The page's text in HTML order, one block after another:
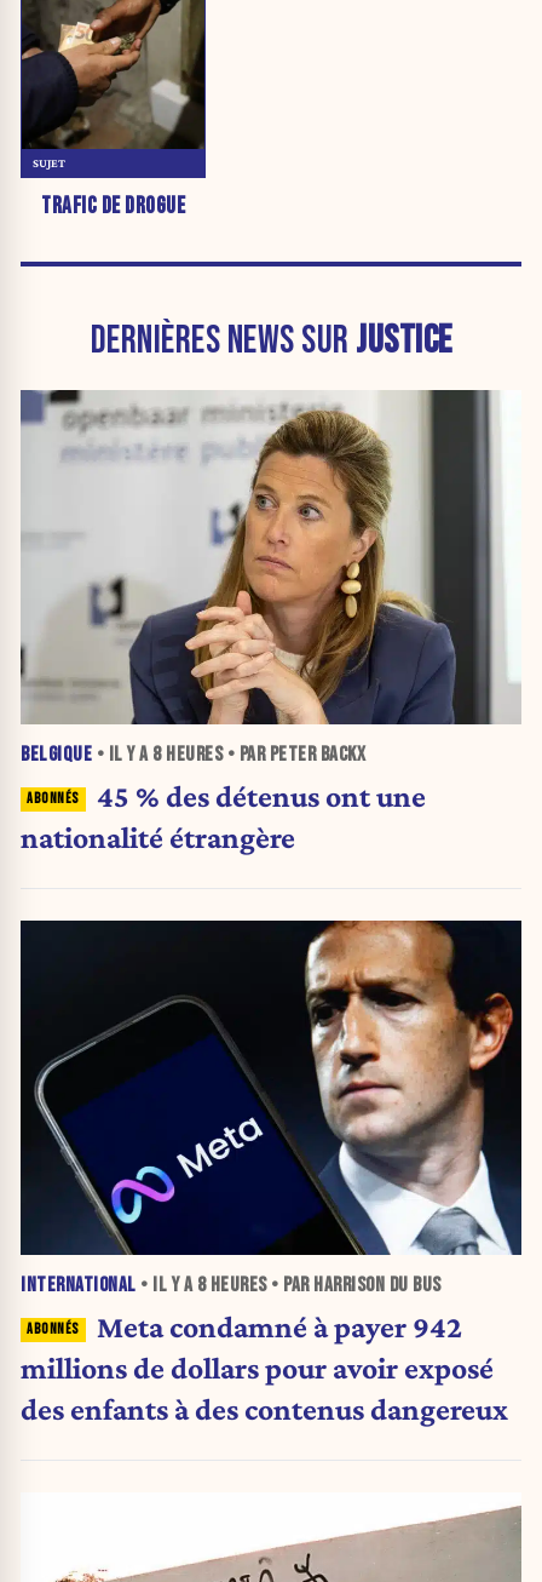
TRAFIC DE DROGUE
SUJET
DERNIÈRES NEWS SUR JUSTICE
BELGIQUE • IL Y A 8 HEURES• PAR PETER BACKX
45 % des détenus ont une
nationalité étrangère
INTERNATIONAL • IL Y A 8 HEURES• PAR HARRISON DU BUS
Meta condamné à payer 942
millions de dollars pour avoir exposé
des enfants à des contenus dangereux